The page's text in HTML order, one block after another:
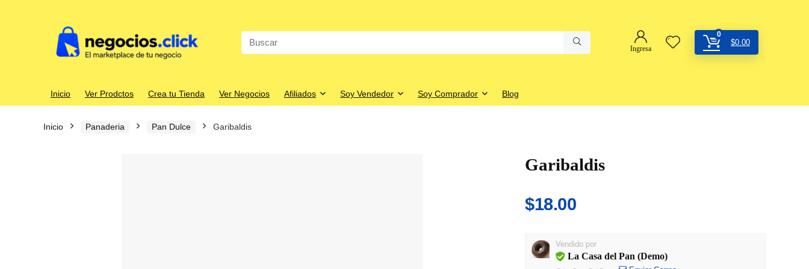
Search
for:
Ingresa
0
$0.00
Inicio Ver Prodctos Crea tu Tienda Ver Negocios Afiliados Soy Vendedor Soy Comprador Blog
Inicio Panaderia Pan Dulce Garibaldis
Garibaldis
$18.00
Vendido por
La Casa del Pan (Demo)